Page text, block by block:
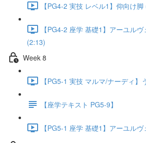
【PG4-2 実技 レベル1】仰向け
【PG4-2 座学 基礎1】アーユル
(2:13)
Week 8
【PG5-1 実技 マルマ/ナーディ】
【座学テキスト PG5-9】
【PG5-1 座学 基礎1】アーユル